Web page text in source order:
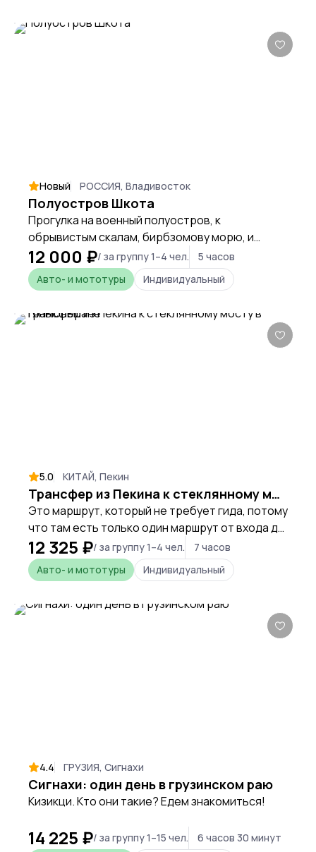
Новый РОССИЯ, Владивосток
Полуостров Шкота
Прогулка на военный полуостров, к
обрывистым скалам, бирбзомову морю, и
старому маяку.
12 000 ₽/ за группу 1–4 чел.
5 часов
Авто- и мототуры
Индивидуальный
5.0 КИТАЙ, Пекин
Трансфер из Пекина к стеклянному мосту в Тяньюньшане
Это маршрут, который не требует гида, потому
что там есть только один маршрут от входа до
выхода, только красивые пейзажи и
стеклянные мосты
12 325 ₽/ за группу 1–4 чел.
7 часов
Авто- и мототуры
Индивидуальный
4.4 ГРУЗИЯ, Сигнахи
Сигнахи: один день в грузинском раю
Кизикци. Кто они такие? Едем знакомиться!
14 225 ₽/ за группу 1–15 чел. 6 часов 30 минут